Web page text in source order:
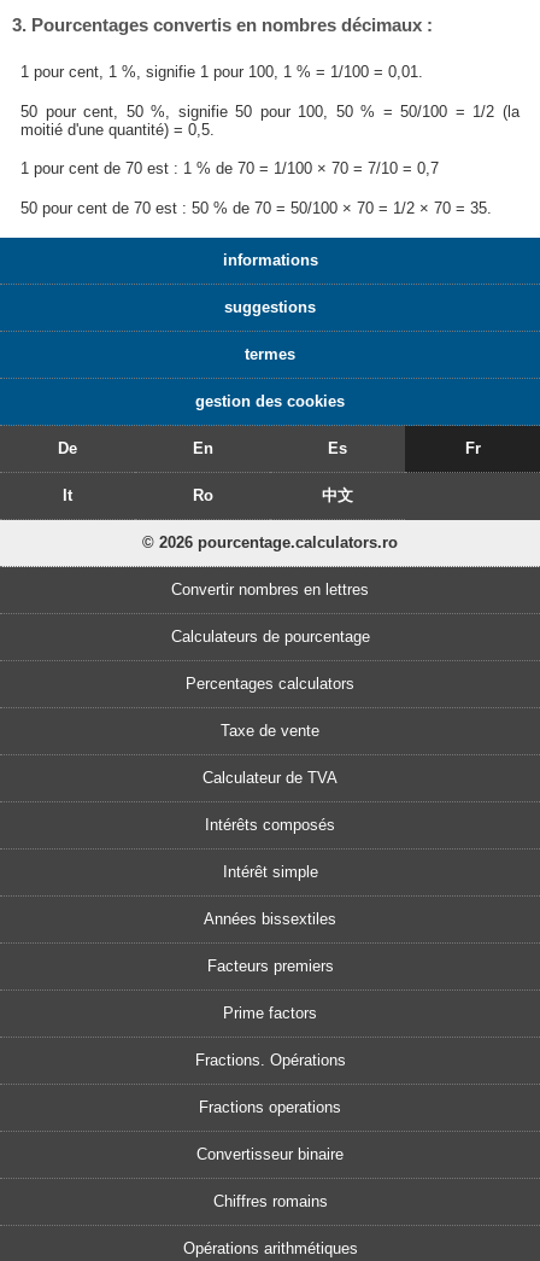
3. Pourcentages convertis en nombres décimaux :
1 pour cent, 1 %, signifie 1 pour 100, 1 % = 1/100 = 0,01.
50 pour cent, 50 %, signifie 50 pour 100, 50 % = 50/100 = 1/2 (la
moitié d'une quantité) = 0,5.
1 pour cent de 70 est : 1 % de 70 = 1/100 × 70 = 7/10 = 0,7
50 pour cent de 70 est : 50 % de 70 = 50/100 × 70 = 1/2 × 70 = 35.
informations
suggestions
termes
gestion des cookies
De En Es Fr
It Ro 中文
© 2026 pourcentage.calculators.ro
Convertir nombres en lettres
Calculateurs de pourcentage
Percentages calculators
Taxe de vente
Calculateur de TVA
Intérêts composés
Intérêt simple
Années bissextiles
Facteurs premiers
Prime factors
Fractions. Opérations
Fractions operations
Convertisseur binaire
Chiffres romains
Opérations arithmétiques